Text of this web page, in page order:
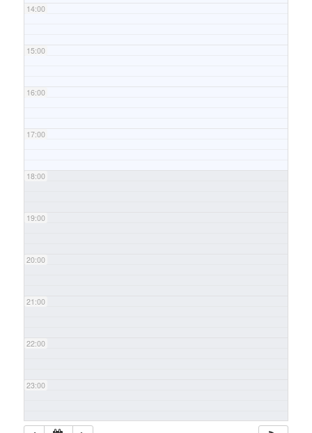
14:00
15:00
16:00
17:00
18:00
19:00
20:00
21:00
22:00
23:00